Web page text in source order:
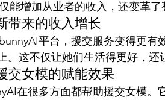
能增加从业者的收入，还变革
带来的收入增长
平台，援交服务变得更
。这不仅让她们生活得更好，
交女模的赋能效果
在很多方面都帮助援交女模